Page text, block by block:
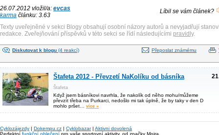
26.07.2012 vložil/a: evcas
karma článku: 3.63
Líbil se vám článek?
Texty uveřejněné v sekci Blogy obsahují osobní názory autorů a nevyjadřují
redakce. Zveřejňování příspěvků v této sekci se řídí následujícími pravidly.
Diskutovat k blogu (4 reakcí) Přeposlat známému
Štafeta 2012 - Převzetí NaKolíku od básníka
Štafeta
Když jsem básníkovi navrhla, že nakolík od něho mohu/můžeme
převzít třeba na Purkarci, nedošlo mi tak úplně, že by taky v den D
mohlo pršet… více »
Cyklozájezdy | Dokempu.cz | Cyklobazar| Aktivni dovolená
Perfektní funkční oblečení pro vaše sportovní aktivity, od značky Moira.